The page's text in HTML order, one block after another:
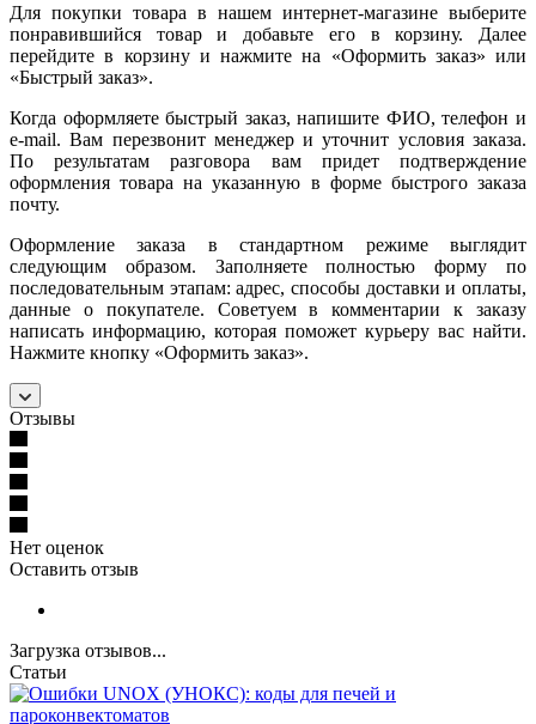
Для покупки товара в нашем интернет-магазине выберите
понравившийся товар и добавьте его в корзину. Далее
перейдите в корзину и нажмите на «Оформить заказ» или
«Быстрый заказ».
Когда оформляете быстрый заказ, напишите ФИО, телефон и
e-mail. Вам перезвонит менеджер и уточнит условия заказа.
По результатам разговора вам придет подтверждение
оформления товара на указанную в форме быстрого заказа
почту.
Оформление заказа в стандартном режиме выглядит
следующим образом. Заполняете полностью форму по
последовательным этапам: адрес, способы доставки и оплаты,
данные о покупателе. Советуем в комментарии к заказу
написать информацию, которая поможет курьеру вас найти.
Нажмите кнопку «Оформить заказ».
Отзывы
Нет оценок
Оставить отзыв
Загрузка отзывов...
Статьи